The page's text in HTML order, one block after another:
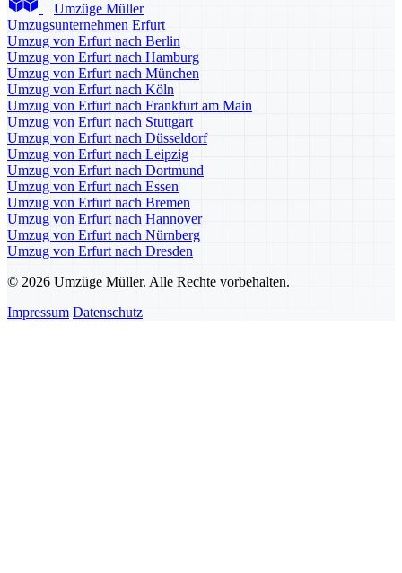
Umzüge Müller
Umzugsunternehmen Erfurt
Umzug von Erfurt nach Berlin
Umzug von Erfurt nach Hamburg
Umzug von Erfurt nach München
Umzug von Erfurt nach Köln
Umzug von Erfurt nach Frankfurt am Main
Umzug von Erfurt nach Stuttgart
Umzug von Erfurt nach Düsseldorf
Umzug von Erfurt nach Leipzig
Umzug von Erfurt nach Dortmund
Umzug von Erfurt nach Essen
Umzug von Erfurt nach Bremen
Umzug von Erfurt nach Hannover
Umzug von Erfurt nach Nürnberg
Umzug von Erfurt nach Dresden
© 2026 Umzüge Müller. Alle Rechte vorbehalten.
Impressum Datenschutz